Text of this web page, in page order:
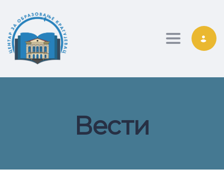
Toggle
Вести